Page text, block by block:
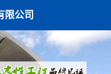
限公司